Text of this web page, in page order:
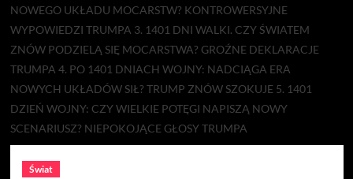
NOWEGO UKŁADU MOCARSTW? KONTROWERSYJNE
WYPOWIEDZI TRUMPA 3. 1401 DNI WALKI. CZY ŚWIATEM
ZNÓW PODZIELĄ SIĘ MOCARSTWA? GROŹNE DEKLARACJE
TRUMPA 4. PO 1401 DNIACH WOJNY: NADCIĄGA ERA
NOWYCH UKŁADÓW SIŁ? TRUMP ZNÓW SZOKUJE 5. 1401
DZIEŃ WOJNY: CZY WIELKIE POTĘGI NAPISZĄ NOWY
SCENARIUSZ? NIEPOKOJĄCE GŁOSY TRUMPA
Świat